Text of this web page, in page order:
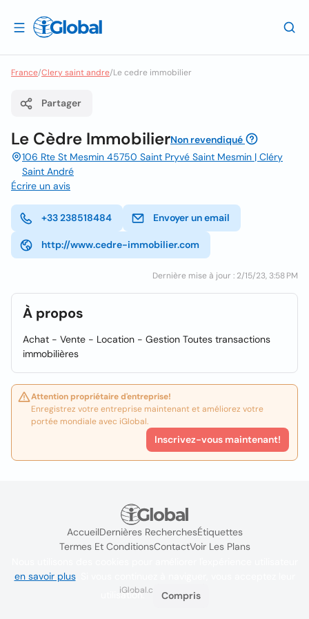
France/Clery saint andre/Le cedre immobilier
Partager
Le Cèdre ImmobilierNon revendiqué
106 Rte St Mesmin 45750 Saint Pryvé Saint Mesmin | Cléry
Saint André
Écrire un avis
+33 238518484 Envoyer un email
http://www.cedre-immobilier.com
Dernière mise à jour : 2/15/23, 3:58 PM
À propos
Achat - Vente - Location - Gestion Toutes transactions
immobilières
Attention propriétaire d'entreprise!
Enregistrez votre entreprise maintenant et améliorez votre
portée mondiale avec iGlobal.
Inscrivez-vous maintenant!
AccueilDernières RecherchesÉtiquettes
Termes Et ConditionsContactVoir Les Plans
iGlobal.co @ 2024
en savoir plus. Si vous continuez à naviguer, vous acceptez leur
utilisation.
Compris